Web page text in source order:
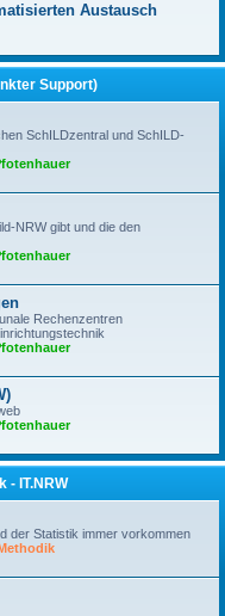
Austausch
Support)
SchILDzentral und SchILD-
NRW gibt und die den
Rechenzentren
- IT.NRW
der Statistik immer vorkommen